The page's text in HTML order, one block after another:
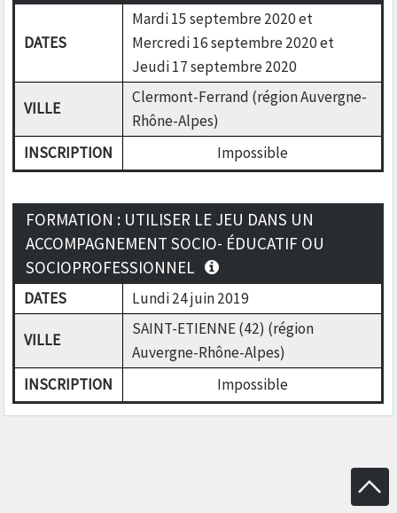
DATES
Mardi 15 septembre 2020 et
Mercredi 16 septembre 2020 et
Jeudi 17 septembre 2020
VILLE
Clermont-Ferrand (région Auvergne-
Rhône-Alpes)
INSCRIPTION
Impossible
FORMATION : UTILISER LE JEU DANS UN
ACCOMPAGNEMENT SOCIO- ÉDUCATIF OU
SOCIOPROFESSIONNEL
DATES Lundi 24 juin 2019
VILLE
SAINT-ETIENNE (42) (région
Auvergne-Rhône-Alpes)
INSCRIPTION
Impossible